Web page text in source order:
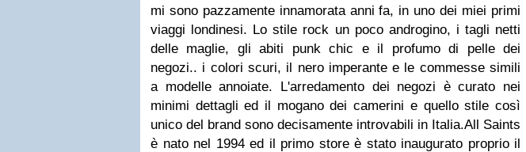
mi sono pazzamente innamorata anni fa, in uno dei miei primi
viaggi londinesi. Lo stile rock un poco androgino, i tagli netti
delle maglie, gli abiti punk chic e il profumo di pelle dei
negozi.. i colori scuri, il nero imperante e le commesse simili
a modelle annoiate. L'arredamento dei negozi è curato nei
minimi dettagli ed il mogano dei camerini e quello stile così
unico del brand sono decisamente introvabili in Italia.All Saints
è nato nel 1994 ed il primo store è stato inaugurato proprio il